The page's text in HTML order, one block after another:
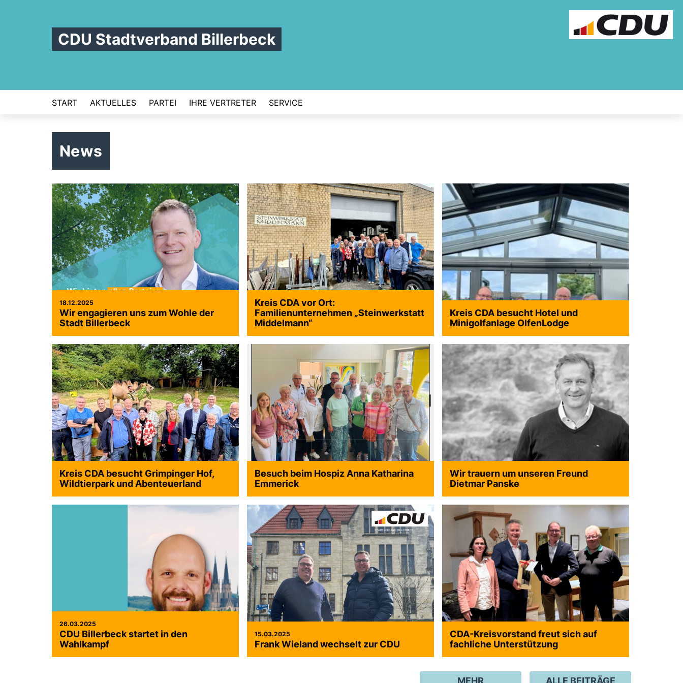
CDU Stadtverband Billerbeck
START AKTUELLES PARTEI IHRE VERTRETER SERVICE
News
18.12.2025
Wir engagieren uns zum Wohle der
Stadt Billerbeck
Kreis CDA vor Ort:
Familienunternehmen „Steinwerkstatt
Middelmann“
Kreis CDA besucht Hotel und
Minigolfanlage OlfenLodge
>
Kreis CDA besucht Grimpinger Hof,
Wildtierpark und Abenteuerland
Besuch beim Hospiz Anna Katharina
Emmerick
Wir trauern um unseren Freund
Dietmar Panske
26.03.2025
CDU Billerbeck startet in den
Wahlkampf
15.03.2025
Frank Wieland wechselt zur CDU
CDA-Kreisvorstand freut sich auf
fachliche Unterstützung
ALLE BEITRÄGE
MEHR